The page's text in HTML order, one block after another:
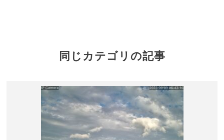
同じカテゴリの記事